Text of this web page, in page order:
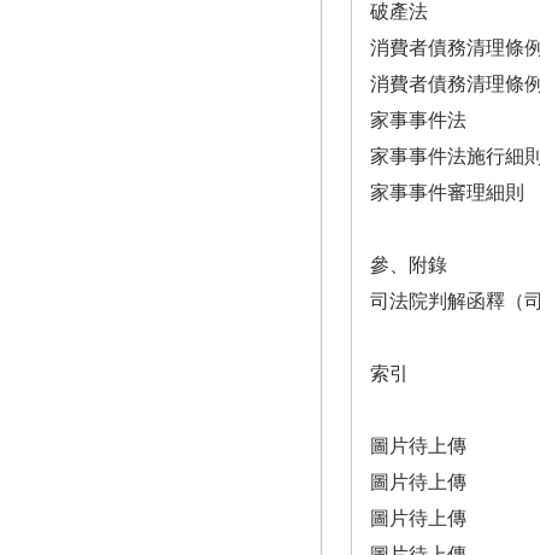
破產法
消費者債務清理條
消費者債務清理條
家事事件法
家事事件法施行細
家事事件審理細則
參、附錄
司法院判解函釋（
索引
圖片待上傳
圖片待上傳
圖片待上傳